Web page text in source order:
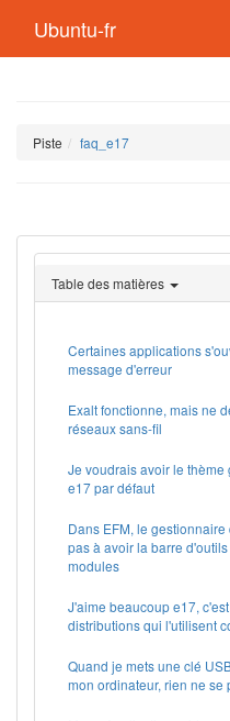
Ubuntu-fr
Piste faq_e17
Table des matières
Certaines applications
message d'erreur
Exalt fonctionne, mais ne
réseaux sans-fil
Je voudrais avoir le
e17 par défaut
Dans EFM, le
pas à avoir la barre
modules
J'aime beaucoup e17,
distributions qui l'utilisent
Quand je mets une clé
mon ordinateur, rien ne se